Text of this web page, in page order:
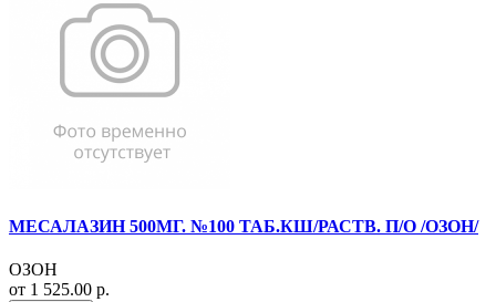
МЕСАЛАЗИН 500МГ. №100 ТАБ.КШ/РАСТВ. П/О /ОЗОН/
ОЗОН
от 1 525.00 р.